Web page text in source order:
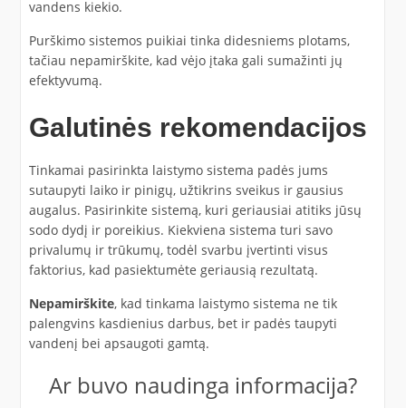
vandens kiekio.
Purškimo sistemos puikiai tinka didesniems plotams,
tačiau nepamirškite, kad vėjo įtaka gali sumažinti jų
efektyvumą.
Galutinės rekomendacijos
Tinkamai pasirinkta laistymo sistema padės jums
sutaupyti laiko ir pinigų, užtikrins sveikus ir gausius
augalus. Pasirinkite sistemą, kuri geriausiai atitiks jūsų
sodo dydį ir poreikius. Kiekviena sistema turi savo
privalumų ir trūkumų, todėl svarbu įvertinti visus
faktorius, kad pasiektumėte geriausią rezultatą.
Nepamirškite, kad tinkama laistymo sistema ne tik
palengvins kasdienius darbus, bet ir padės taupyti
vandenį bei apsaugoti gamtą.
Ar buvo naudinga informacija?